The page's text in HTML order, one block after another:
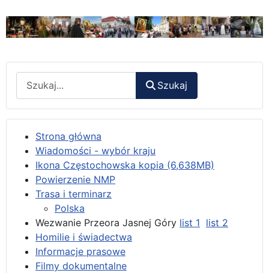
Szukaj
Strona główna
Wiadomości - wybór kraju
Ikona Częstochowska kopia (6,638MB)
Powierzenie NMP
Trasa i terminarz
Polska
Wezwanie Przeora Jasnej Góry list 1 list 2
Homilie i świadectwa
Informacje prasowe
Filmy dokumentalne